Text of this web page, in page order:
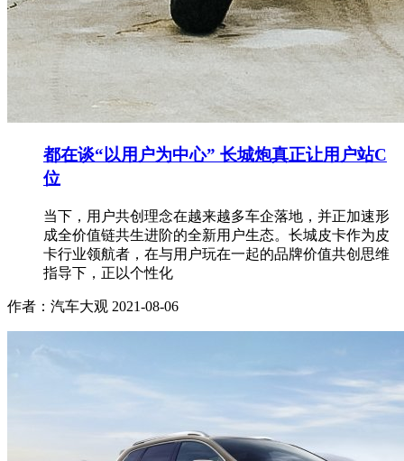
都在谈“以用户为中心” 长城炮真正让用户站C
位
当下，用户共创理念在越来越多车企落地，并正加速形
成全价值链共生进阶的全新用户生态。长城皮卡作为皮
卡行业领航者，在与用户玩在一起的品牌价值共创思维
指导下，正以个性化
作者：汽车大观 2021-08-06